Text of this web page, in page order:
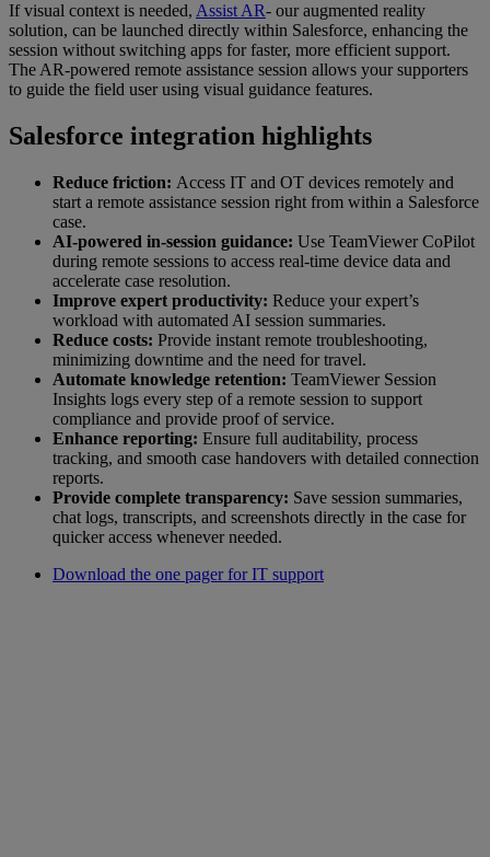
If visual context is needed, Assist AR- our augmented reality
solution, can be launched directly within Salesforce, enhancing the
session without switching apps for faster, more efficient support.
The AR-powered remote assistance session allows your supporters
to guide the field user using visual guidance features.
Salesforce integration highlights
Reduce friction: Access IT and OT devices remotely and
start a remote assistance session right from within a Salesforce
case.
AI-powered in-session guidance: Use TeamViewer CoPilot
during remote sessions to access real-time device data and
accelerate case resolution.
Improve expert productivity: Reduce your expert’s
workload with automated AI session summaries.
Reduce costs: Provide instant remote troubleshooting,
minimizing downtime and the need for travel.
Automate knowledge retention: TeamViewer Session
Insights logs every step of a remote session to support
compliance and provide proof of service.
Enhance reporting: Ensure full auditability, process
tracking, and smooth case handovers with detailed connection
reports.
Provide complete transparency: Save session summaries,
chat logs, transcripts, and screenshots directly in the case for
quicker access whenever needed.
Download the one pager for IT support